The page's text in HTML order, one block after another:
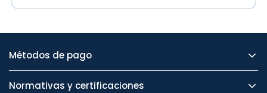
Métodos de pago
Normativas y certificaciones